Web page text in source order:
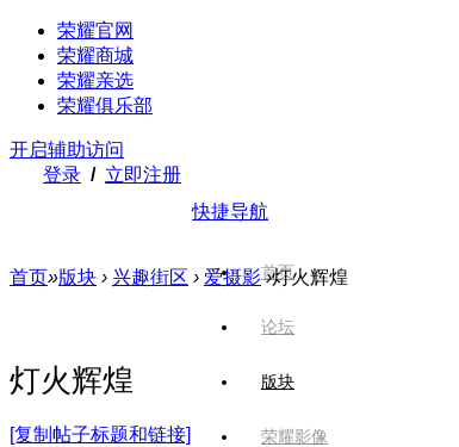
荣耀官网
荣耀商城
荣耀亲选
荣耀俱乐部
开启辅助访问
登录 / 立即注册
快捷导航
首页
论坛
版块
荣耀影像
首页»版块 › 兴趣街区 › 爱摄影 ›灯火辉煌
灯火辉煌
[复制帖子标题和链接]